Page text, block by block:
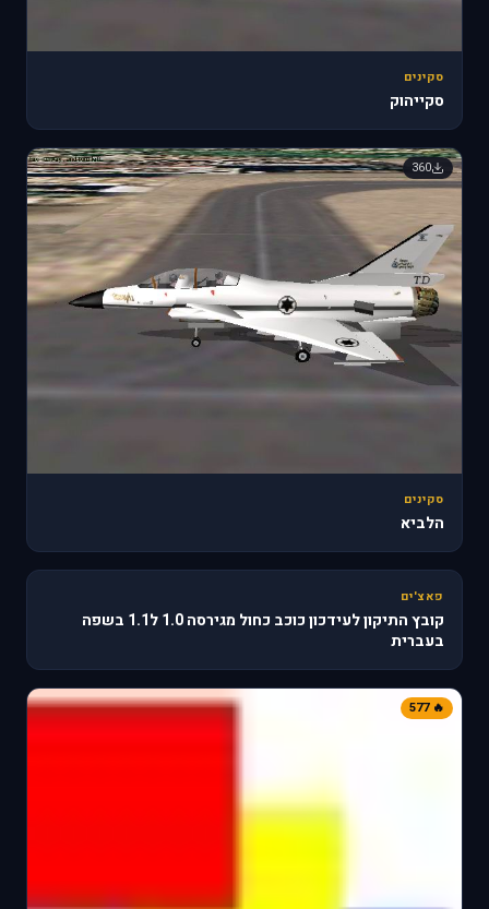
סקינים
סקייהוק
360
סקינים
הלביא
🔥 1,863
פאצ'ים
קובץ התיקון לעידכון כוכב כחול מגירסה 1.0 ל1.1 בשפה
בעברית
🔥 577